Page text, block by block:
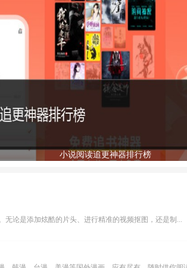
小说阅读追更神器排行榜
论是添加炫酷的片头、进行精准的视频抠图，还是制...